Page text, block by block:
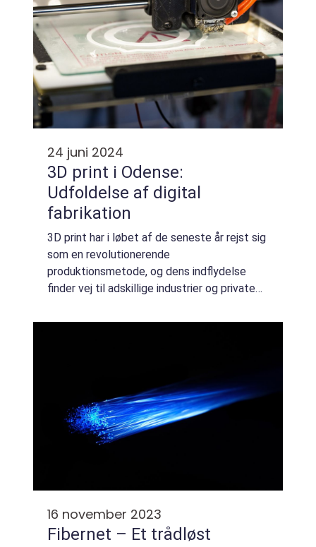
24 juni 2024
3D print i Odense:
Udfoldelse af digital
fabrikation
3D print har i løbet af de seneste år rejst sig
som en revolutionerende
produktionsmetode, og dens indflydelse
finder vej til adskillige industrier og private
betegnet i Odense, formes fremtiden ...
16 november 2023
Fibernet – Et trådløst